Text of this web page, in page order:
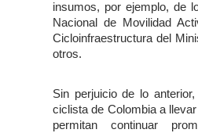
insumos, por ejemplo, de
Nacional de Movilidad
Cicloinfraestructura del
otros.
Sin perjuicio de lo
ciclista de Colombia a
permitan continuar